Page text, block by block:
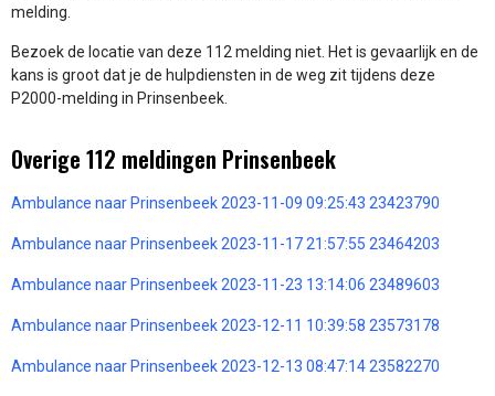
melding.
Bezoek de locatie van deze 112 melding niet. Het is gevaarlijk en de
kans is groot dat je de hulpdiensten in de weg zit tijdens deze
P2000-melding in Prinsenbeek.
Overige 112 meldingen Prinsenbeek
Ambulance naar Prinsenbeek 2023-11-09 09:25:43 23423790
Ambulance naar Prinsenbeek 2023-11-17 21:57:55 23464203
Ambulance naar Prinsenbeek 2023-11-23 13:14:06 23489603
Ambulance naar Prinsenbeek 2023-12-11 10:39:58 23573178
Ambulance naar Prinsenbeek 2023-12-13 08:47:14 23582270